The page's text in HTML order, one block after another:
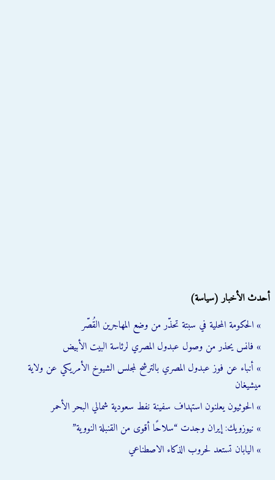
أحدث الأخبار (سياسة)
» الحكومة المحلية في سبتة تحذّر من وضع المهاجرين القُصّر
» فانس يحذر من وصول عبدول المصري لرئاسة البيت الأبيض
» أنباء عن فوز عبدول المصري بالترشح لمجلس الشيوخ الأمريكي عن ولاية
ميشيغان
» الحوثيون يعلنون استهداف سفينة نفط سعودية شمالي البحر الأحمر
» نيوزويك: إيران وجدت “سلاحًا أقوى من القنبلة النووية”
» اليابان تستعد لحروب الذكاء الاصطناعي